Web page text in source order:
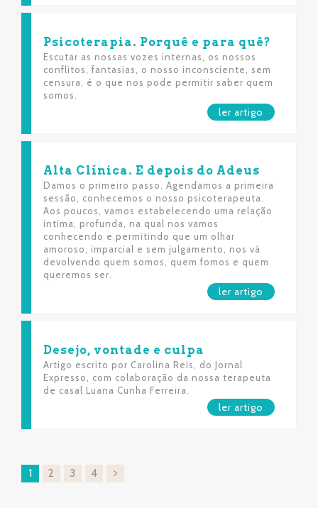
Psicoterapia. Porquê e para quê?
Escutar as nossas vozes internas, os nossos
conflitos, fantasias, o nosso inconsciente, sem
censura, é o que nos pode permitir saber quem
somos.
ler artigo
Alta Clínica. E depois do Adeus
Damos o primeiro passo. Agendamos a primeira
sessão, conhecemos o nosso psicoterapeuta.
Aos poucos, vamos estabelecendo uma relação
íntima, profunda, na qual nos vamos
conhecendo e permitindo que um olhar
amoroso, imparcial e sem julgamento, nos vá
devolvendo quem somos, quem fomos e quem
queremos ser.
ler artigo
Desejo, vontade e culpa
Artigo escrito por Carolina Reis, do Jornal
Expresso, com colaboração da nossa terapeuta
de casal Luana Cunha Ferreira.
ler artigo
1 2 3 4